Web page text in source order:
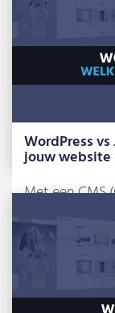
WordPress
jouw website
Met een CMS
beheer je